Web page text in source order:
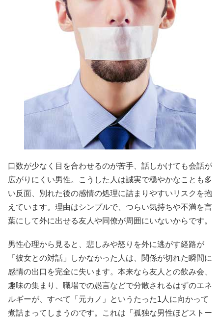
口数が少なく目を合わせるのが苦手、話しかけても会話が
広がりにくい男性。こうした人は誠実で穏やかなことも多
い反面、別れた後の感情の処理に詰まりやすいリスクを抱
えています。理由はシンプルで、つらい気持ちや不満を言
葉にして外に出せる友人や同僚が周囲にいないからです。
男性心理から見ると、悲しみや怒りを外に逃がす経路が
「彼女との対話」しかなかった人は、関係が切れた瞬間に
感情の出口を完全に失います。本来なら友人との飲み会、
趣味の集まり、職場での愚言などで分散されるはずのエネ
ルギーが、すべて「元カノ」というたった1人に向かって
煮詰まってしまうのです。これは「孤独な男性ほどストー